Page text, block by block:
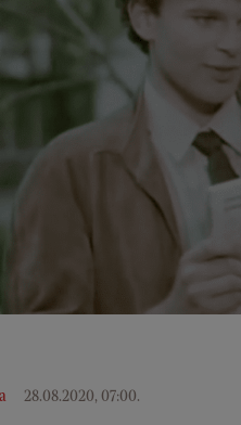
28.08.2020, 07:00.